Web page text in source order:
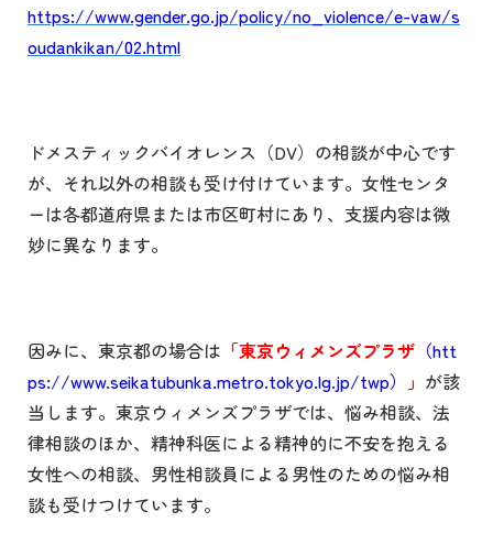
https://www.gender.go.jp/policy/no_violence/e-vaw/s
oudankikan/02.html
ドメスティックバイオレンス（DV）の相談が中心です
が、それ以外の相談も受け付けています。女性センタ
ーは各都道府県または市区町村にあり、支援内容は微
妙に異なります。
因みに、東京都の場合は 「東京ウィメンズプラザ （htt
ps://www.seikatubunka.metro.tokyo.lg.jp/twp）
」 が該
当します。東京ウィメンズプラザでは、悩み相談、法
律相談のほか、精神科医による精神的に不安を抱える
女性への相談、男性相談員による男性のための悩み相
談も受けつけています。